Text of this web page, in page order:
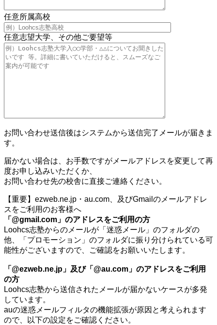
任意所属高校
任意志望大学、その他ご要望等
お問い合わせ送信後はシステムから送信完了メールが届きま
す。
届かない場合は、お手数ですがメールアドレスを変更して再
度お申し込みいただくか、
お問い合わせ先の校舎に直接ご連絡ください。
【重要】ezweb.ne.jp・au.com、及びGmailのメールアドレ
スをご利用のお客様へ
「@gmail.com」のアドレスをご利用の方
Loohcs志塾からのメールが「迷惑メール」のフォルダの
他、「プロモーション」のフォルダに振り分けられている可
能性がございますので、ご確認をお願いいたします。
「@ezweb.ne.jp」及び「@au.com」のアドレスをご利用
の方
Loohcs志塾から送信されたメールが届かないケースが多発
しています。
auの迷惑メールフィルタの機能拡張が原因と考えられます
ので、以下の設定をご確認ください。